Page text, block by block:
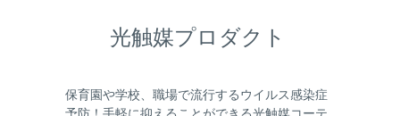
光触媒プロダクト
保育園や学校、職場で流行するウイルス感染症